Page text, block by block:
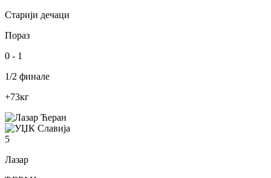
Старији дечаци
Пораз
0 - 1
1/2 финале
+73кг
5
Лазар